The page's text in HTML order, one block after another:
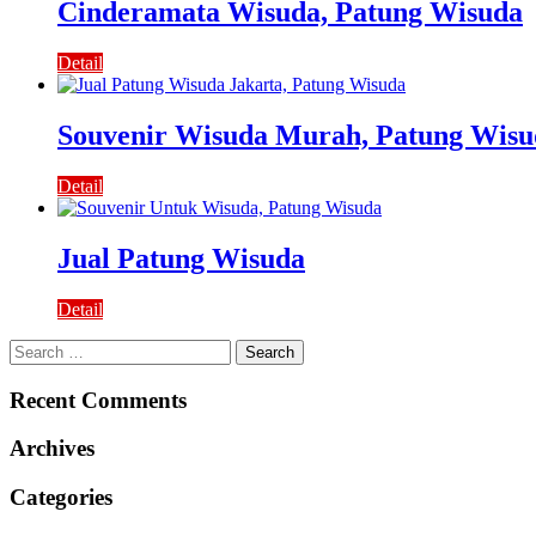
Cinderamata Wisuda, Patung Wisuda
Detail
Souvenir Wisuda Murah, Patung
Detail
Jual Patung Wisuda
Detail
Search
for:
Recent Comments
Archives
Categories